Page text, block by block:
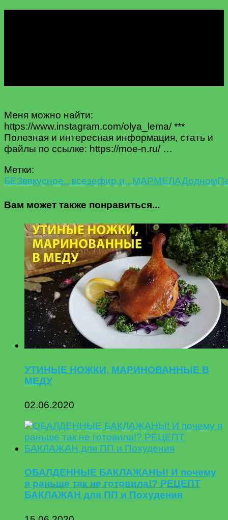
Меня можно найти:
https://www.instagram.com/olya_lema/ ***
Полезная и интересная информация, стать и
файлы по ссылке: https://moe-n.ru/ …
Метки:
БЕЗввкусное...всезефир.и...МАРМЕЛАДодном
Вам может также понравиться...
УТИНЫЕ НОЖКИ, МАРИНОВАННЫЕ В
МЕДУ
02.06.2020
ОБАЛДЕННЫЕ БАКЛАЖАНЫ! И почему
я раньше так не готовила!? РЕЦЕПТ
БАКЛАЖАН для ПП и Похудения